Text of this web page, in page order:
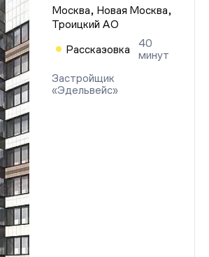
Москва, Новая Москва,
Троицкий АО
Рассказовка
40
минут
Застройщик
«Эдельвейс»